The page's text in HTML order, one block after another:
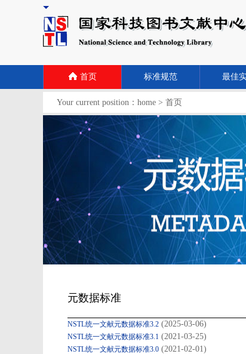
首页 标准规范 最佳
Your current position： home > 首页
元数据标准
NSTL统一文献元数据标准3.2 (2025-03-06)
NSTL统一文献元数据标准3.1 (2021-03-25)
NSTL统一文献元数据标准3.0 (2021-02-01)